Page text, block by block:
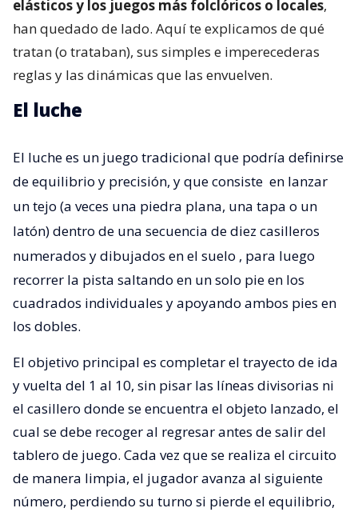
elásticos y los juegos más folclóricos o locales,
han quedado de lado. Aquí te explicamos de qué
tratan (o trataban), sus simples e imperecederas
reglas y las dinámicas que las envuelven.
El luche
El luche es un juego tradicional que podría definirse
de equilibrio y precisión, y que consiste en lanzar
un tejo (a veces una piedra plana, una tapa o un
latón) dentro de una secuencia de diez casilleros
numerados y dibujados en el suelo , para luego
recorrer la pista saltando en un solo pie en los
cuadrados individuales y apoyando ambos pies en
los dobles.
El objetivo principal es completar el trayecto de ida
y vuelta del 1 al 10, sin pisar las líneas divisorias ni
el casillero donde se encuentra el objeto lanzado, el
cual se debe recoger al regresar antes de salir del
tablero de juego. Cada vez que se realiza el circuito
de manera limpia, el jugador avanza al siguiente
número, perdiendo su turno si pierde el equilibrio,